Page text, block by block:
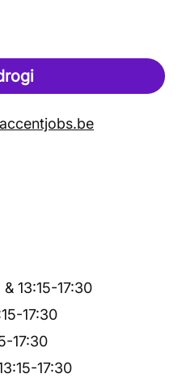
& 13:15-17:30
-17:30
-17:30
-17:30